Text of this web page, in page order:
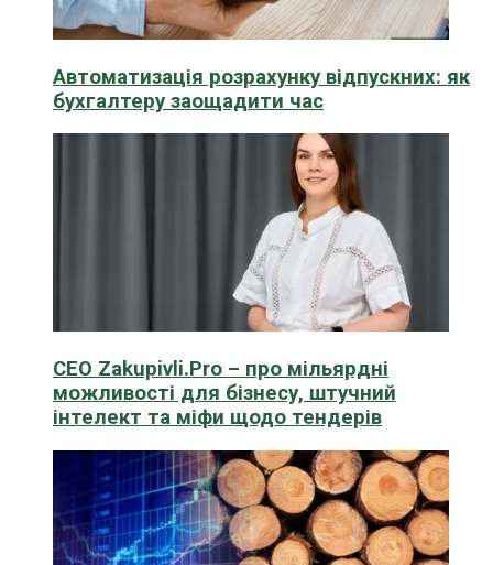
Автоматизація розрахунку відпускних: як
бухгалтеру заощадити час
CEO Zakupivli.Pro – про мільярдні
можливості для бізнесу, штучний
інтелект та міфи щодо тендерів